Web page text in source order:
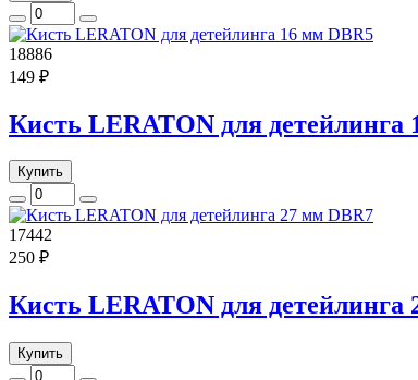
18886
149 ₽
Кисть LERATON для детейлинга
Купить
17442
250 ₽
Кисть LERATON для детейлинга
Купить